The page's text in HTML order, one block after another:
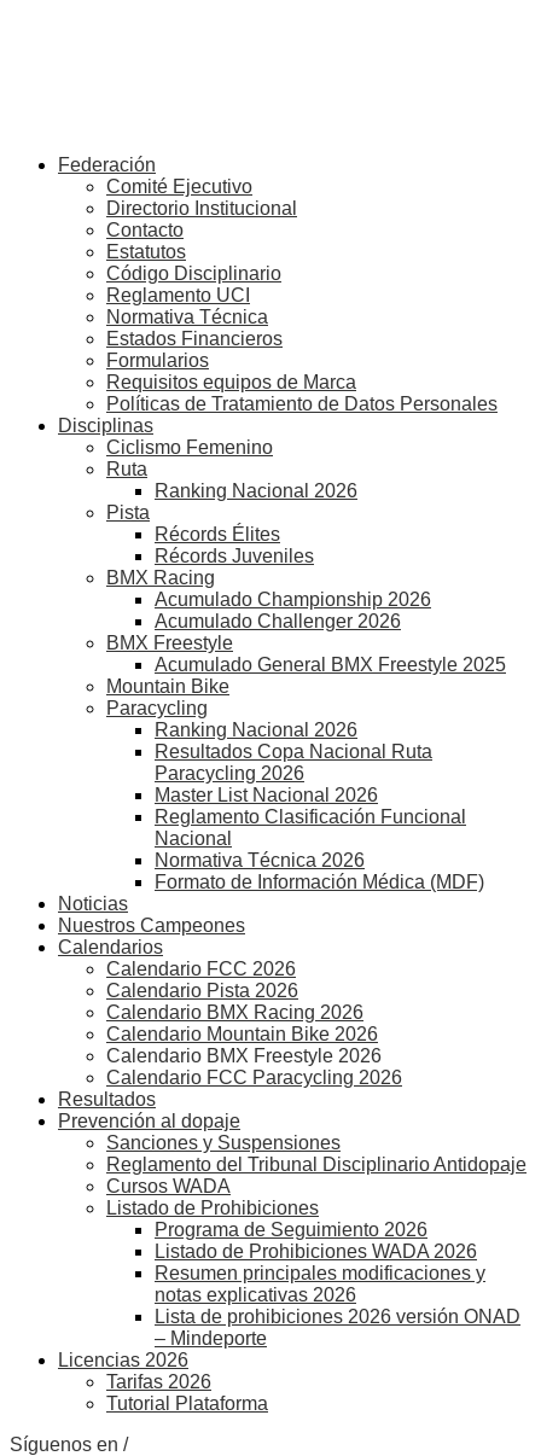
Federación
Comité Ejecutivo
Directorio Institucional
Contacto
Estatutos
Código Disciplinario
Reglamento UCI
Normativa Técnica
Estados Financieros
Formularios
Requisitos equipos de Marca
Políticas de Tratamiento de Datos Personales
Disciplinas
Ciclismo Femenino
Ruta
Ranking Nacional 2026
Pista
Récords Élites
Récords Juveniles
BMX Racing
Acumulado Championship 2026
Acumulado Challenger 2026
BMX Freestyle
Acumulado General BMX Freestyle 2025
Mountain Bike
Paracycling
Ranking Nacional 2026
Resultados Copa Nacional Ruta
Paracycling 2026
Master List Nacional 2026
Reglamento Clasificación Funcional
Nacional
Normativa Técnica 2026
Formato de Información Médica (MDF)
Noticias
Nuestros Campeones
Calendarios
Calendario FCC 2026
Calendario Pista 2026
Calendario BMX Racing 2026
Calendario Mountain Bike 2026
Calendario BMX Freestyle 2026
Calendario FCC Paracycling 2026
Resultados
Prevención al dopaje
Sanciones y Suspensiones
Reglamento del Tribunal Disciplinario Antidopaje
Cursos WADA
Listado de Prohibiciones
Programa de Seguimiento 2026
Listado de Prohibiciones WADA 2026
Resumen principales modificaciones y
notas explicativas 2026
Lista de prohibiciones 2026 versión ONAD
– Mindeporte
Licencias 2026
Tarifas 2026
Tutorial Plataforma
Síguenos en /